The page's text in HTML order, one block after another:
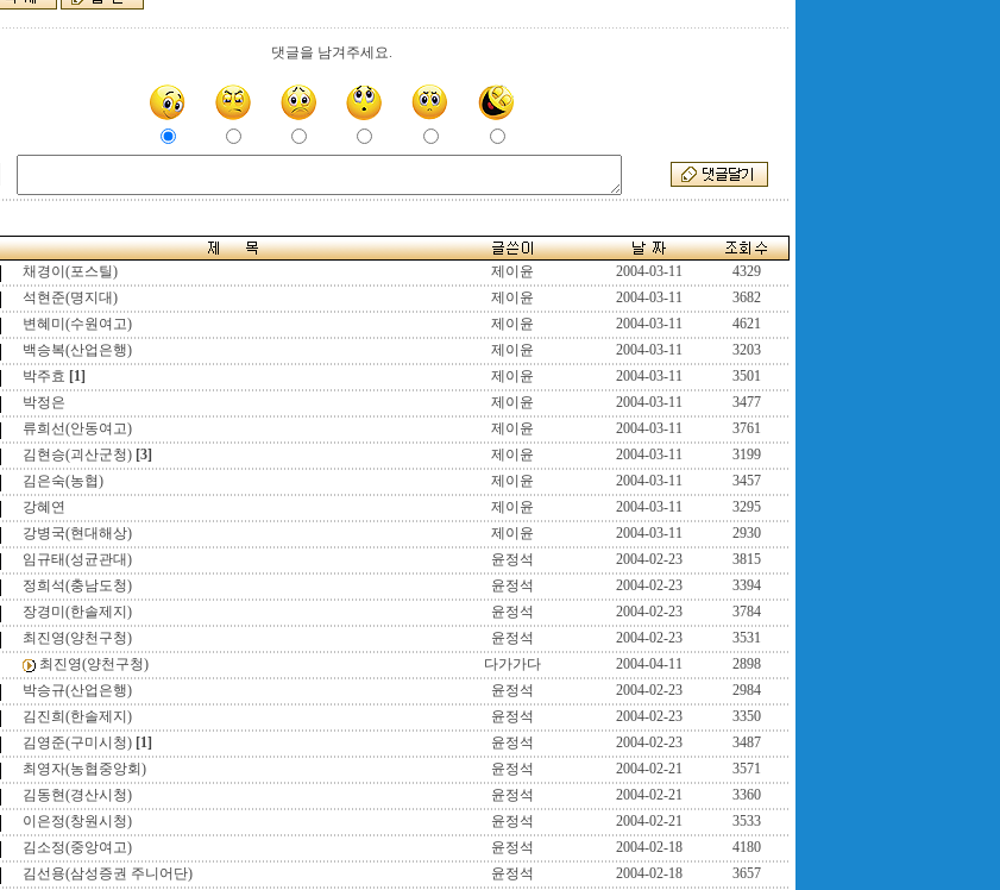
댓글을 남겨주세요.
채경이(포스틸) 제이윤 2004-03-11
4329
석현준(명지대) 제이윤 2004-03-11
3682
변혜미(수원여고) 제이윤 2004-03-11
4621
백승복(산업은행) 제이윤 2004-03-11
3203
박주효 [1] 제이윤 2004-03-11
3501
박정은 제이윤 2004-03-11
3477
류희선(안동여고) 제이윤 2004-03-11
3761
김현승(괴산군청) [3] 제이윤 2004-03-11
3199
김은숙(농협) 제이윤 2004-03-11
3457
강혜연 제이윤 2004-03-11
3295
강병국(현대해상) 제이윤 2004-03-11
2930
임규태(성균관대) 윤정석 2004-02-23
3815
정희석(충남도청) 윤정석 2004-02-23
3394
장경미(한솔제지) 윤정석 2004-02-23
3784
최진영(양천구청) 윤정석 2004-02-23
3531
최진영(양천구청) 다가가다 2004-04-11
2898
박승규(산업은행) 윤정석 2004-02-23
2984
김진희(한솔제지) 윤정석 2004-02-23
3350
김영준(구미시청) [1] 윤정석 2004-02-23
3487
최영자(농협중앙회) 윤정석 2004-02-21
3571
김동현(경산시청) 윤정석 2004-02-21
3360
이은정(창원시청) 윤정석 2004-02-21
3533
김소정(중앙여고) 윤정석 2004-02-18
4180
김선용(삼성증권 주니어단) 윤정석 2004-02-18 3657